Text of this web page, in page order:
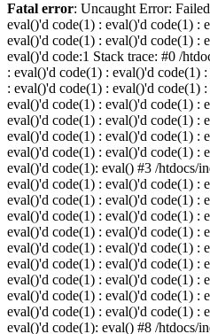
Fatal error: Uncaught Error:
eval()'d code(1) : eval()'d code(1) :
eval()'d code(1) : eval()'d code(1) :
eval()'d code:1 Stack trace: #0 /
: eval()'d code(1) : eval()'d code(1)
: eval()'d code(1) : eval()'d code(1)
eval()'d code(1) : eval()'d code(1) :
eval()'d code(1) : eval()'d code(1) :
eval()'d code(1) : eval()'d code(1) :
eval()'d code(1) : eval()'d code(1) :
eval()'d code(1): eval() #3 /htdocs/
eval()'d code(1) : eval()'d code(1) :
eval()'d code(1) : eval()'d code(1) :
eval()'d code(1) : eval()'d code(1) :
eval()'d code(1) : eval()'d code(1) :
eval()'d code(1) : eval()'d code(1) :
eval()'d code(1) : eval()'d code(1) :
eval()'d code(1) : eval()'d code(1) :
eval()'d code(1) : eval()'d code(1) :
eval()'d code(1) : eval()'d code(1) :
eval()'d code(1): eval() #8 /htdocs/